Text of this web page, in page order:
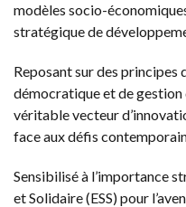
modèles socio-
stratégique de
Reposant sur des principes
démocratique et de gestion
véritable vecteur
face aux défis
Sensibilisé à l’importance
et Solidaire (ESS) pour